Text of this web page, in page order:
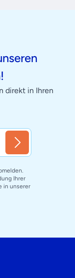
direkt in Ihren
Ihrer
in unserer